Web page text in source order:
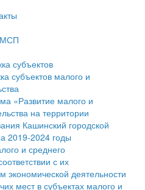
области
муниципального округа
ранее учтенных
субъектов малого и
МСП
субъектов
субъектов малого и
«Развитие малого и
на территории
Кашинский городской
2019-2024 годы
и среднего
с их
экономической деятельности
мест в субъектах малого и